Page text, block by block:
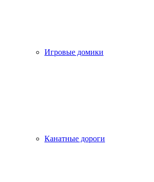
Игровые домики
Канатные дороги